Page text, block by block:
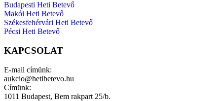
Budapesti Heti Betevő
Makói Heti Betevő
Székesfehérvári Heti Betevő
Pécsi Heti Betevő
KAPCSOLAT
E-mail címünk:
aukcio@hetibetevo.hu
Címünk:
1011 Budapest, Bem rakpart 25/b.